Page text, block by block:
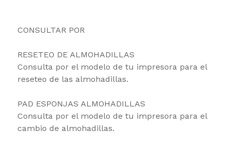
CONSULTAR POR
RESETEO DE ALMOHADILLAS
Consulta por el modelo de tu impresora para el
reseteo de las almohadillas.
PAD ESPONJAS ALMOHADILLAS
Consulta por el modelo de tu impresora para el
cambio de almohadillas.